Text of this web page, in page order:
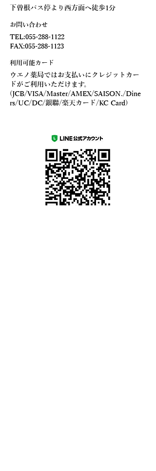
下曽根バス停より西方面へ徒歩1分
お問い合わせ
TEL:055-288-1122
FAX:055-288-1123
利用可能カード
ウエノ薬局ではお支払いにクレジットカー
ドがご利用いただけます。
(JCB/VISA/Master/AMEX/SAISON./Dine
rs/UC/DC/銀聯/楽天カード/KC Card)